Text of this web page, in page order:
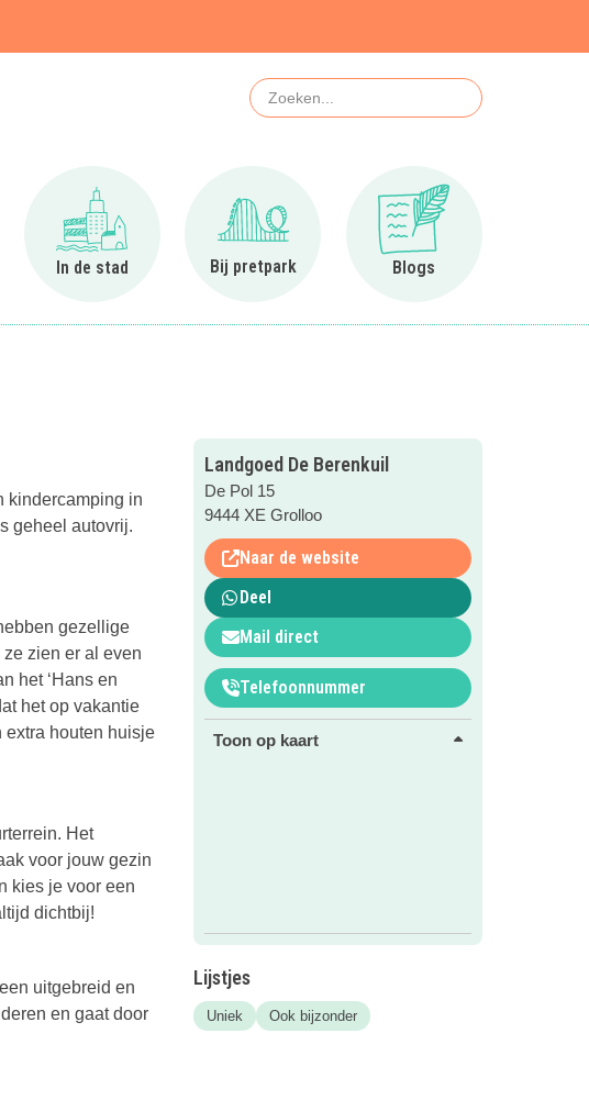
Zoeken
de natuur
In de stad
Ga naar In de stad
Bij pretpark
Ga naar Bij pretpark
Blogs
Ga naar Blogs
kindercamping in
geheel autovrij.
gezellige
ze zien er al even
het ‘Hans en
het op vakantie
extra houten huisje
Het
voor jouw gezin
kies je voor een
dichtbij!
uitgebreid en
en gaat door
Landgoed De Berenkuil
De Pol 15
9444 XE Grolloo
Naar de website
Deel
Mail direct
Telefoonnummer
Toon op kaart
Lijstjes
Uniek Ook bijzonder